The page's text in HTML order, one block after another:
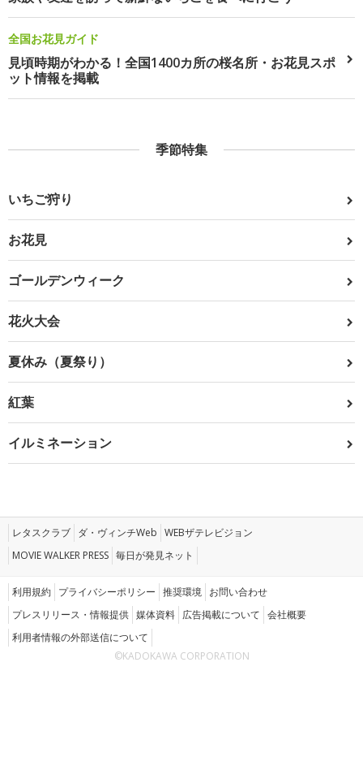
全国お花見ガイド
見頃時期がわかる！全国1400カ所の桜名所・お花見スポ
ット情報を掲載
季節特集
いちご狩り
お花見
ゴールデンウィーク
花火大会
夏休み（夏祭り）
紅葉
イルミネーション
レタスクラブ ダ・ヴィンチWeb WEBザテレビジョン
MOVIE WALKER PRESS 毎日が発見ネット
利用規約 プライバシーポリシー 推奨環境 お問い合わせ
プレスリリース・情報提供 媒体資料 広告掲載について 会社概要
利用者情報の外部送信について
©KADOKAWA CORPORATION